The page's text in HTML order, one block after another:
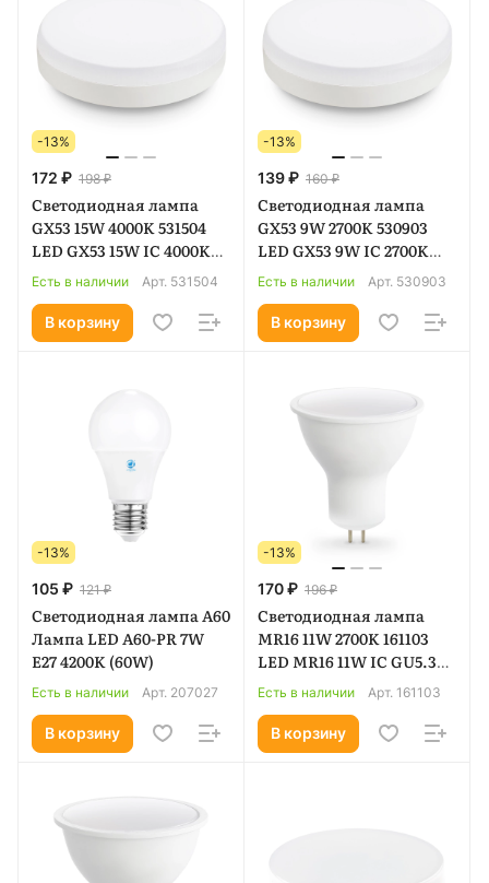
-13%
172 ₽ 198 ₽
Светодиодная лампа
GX53 15W 4000K 531504
LED GX53 15W IC 4000K
175-265V
Есть в наличии Арт. 531504
В корзину
-13%
139 ₽ 160 ₽
Светодиодная лампа
GX53 9W 2700K 530903
LED GX53 9W IC 2700K
175-265V
Есть в наличии Арт. 530903
В корзину
-13%
105 ₽ 121 ₽
Светодиодная лампа A60
Лампа LED A60-PR 7W
E27 4200K (60W)
Есть в наличии Арт. 207027
В корзину
-13%
170 ₽ 196 ₽
Светодиодная лампа
MR16 11W 2700K 161103
LED MR16 11W IC GU5.3
2700K 175-265V
Есть в наличии Арт. 161103
В корзину